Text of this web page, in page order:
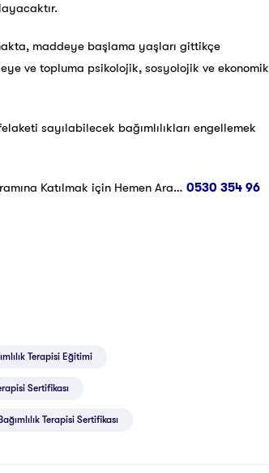
maddeye başlama yaşları gittikçe
ve topluma psikolojik, sosyolojik ve ekonomik
sayılabilecek bağımlılıkları engellemek
Katılmak için Hemen Ara… 0530 354 96
Terapisi Eğitimi
Sertifikası
Terapisi Sertifikası